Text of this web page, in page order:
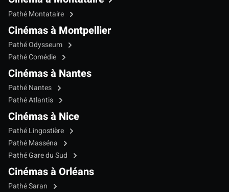
Pathé Montataire
Cinémas à Montpellier
Pathé Odysseum
Pathé Comédie
Cinémas à Nantes
Pathé Nantes
Pathé Atlantis
Cinémas à Nice
Pathé Lingostière
Pathé Masséna
Pathé Gare du Sud
Cinémas à Orléans
Pathé Saran